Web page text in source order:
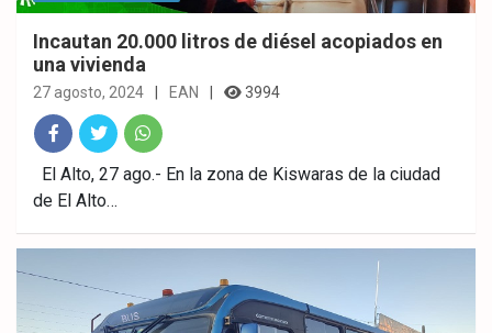
Incautan 20.000 litros de diésel acopiados en
una vivienda
27 agosto, 2024 EAN 3994
Fac
ebo
ok
Twitt
er
What
p
El Alto, 27 ago.- En la zona de Kiswaras de la ciudad
de El Alto…